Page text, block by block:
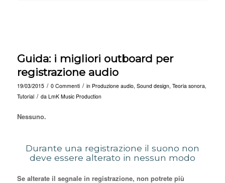
Guida: i migliori outboard per
registrazione audio
19/03/2015 / 0 Commenti / in Produzione audio, Sound design, Teoria sonora,
Tutorial / da LmK Music Production
Nessuno.
Durante una registrazione il suono non
deve essere alterato in nessun modo
Se alterate il segnale in registrazione, non potrete più